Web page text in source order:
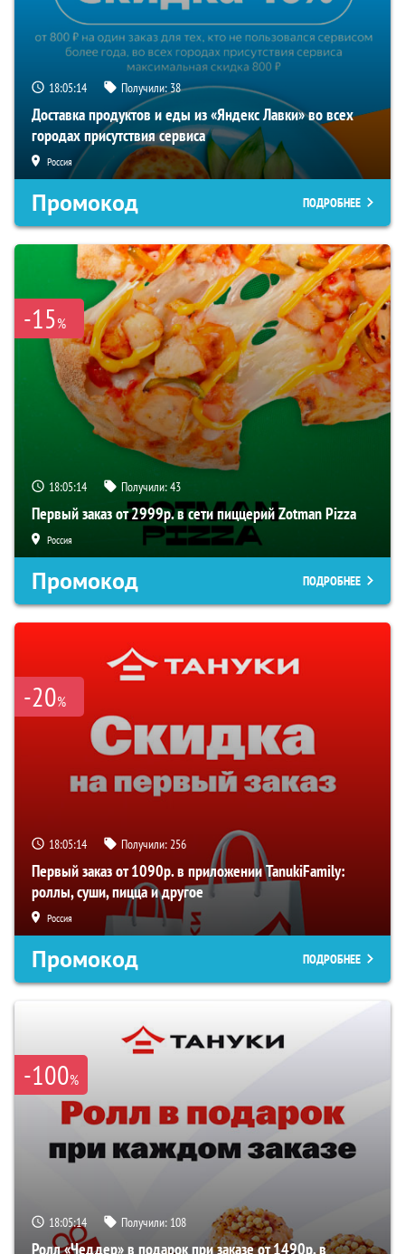
18:05:13 Получили:38
Доставка продуктов и еды из «Яндекс Лавки» во всех
городах присутствия сервиса
Россия
Промокод ПОДРОБНЕЕ
-15%
18:05:13 Получили:43
Первый заказ от 2999р. в сети пиццерий Zotman Pizza
Россия
Промокод ПОДРОБНЕЕ
-20%
18:05:13 Получили:256
Первый заказ от 1090р. в приложении TanukiFamily:
роллы, суши, пицца и другое
Россия
Промокод ПОДРОБНЕЕ
-100%
18:05:13 Получили: 108
Ролл «Чеддер» в подарок при заказе от 1490р. в